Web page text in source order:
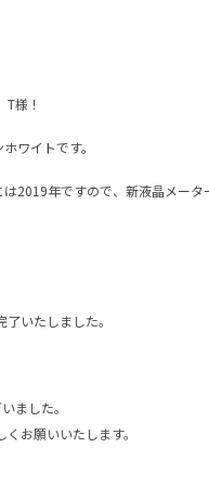
様！
ワイトです。
2019年ですので、新液晶メータ
いたしました。
ました。
お願いいたします。